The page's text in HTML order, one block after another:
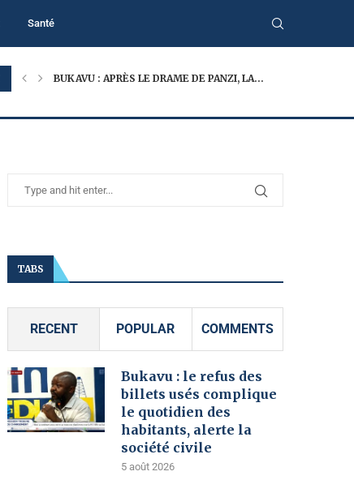
Santé
BUKAVU : APRÈS LE DRAME DE PANZI, LA...
TABS
RECENT POPULAR COMMENTS
Bukavu : le refus des
billets usés complique
le quotidien des
habitants, alerte la
société civile
5 août 2026